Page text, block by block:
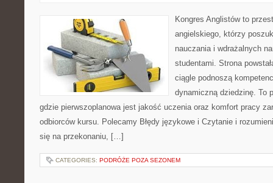
Kongres Anglistów to
angielskiego, którzy
nauczania i wdrażalnych
studentami. Strona
ciągle podnoszą
dynamiczną dziedzinę. To
gdzie pierwszoplanowa jest jakość uczenia oraz komfort pracy
odbiorców kursu. Polecamy Błędy językowe i Czytanie i
się na przekonaniu, […]
CATEGORIES: PODRÓŻE POZA SEZONEM